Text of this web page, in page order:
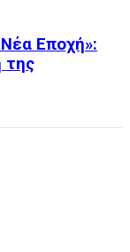
Εποχή»:
της